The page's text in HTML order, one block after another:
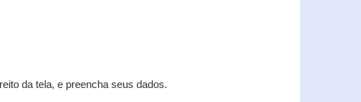
da tela, e preencha seus dados.